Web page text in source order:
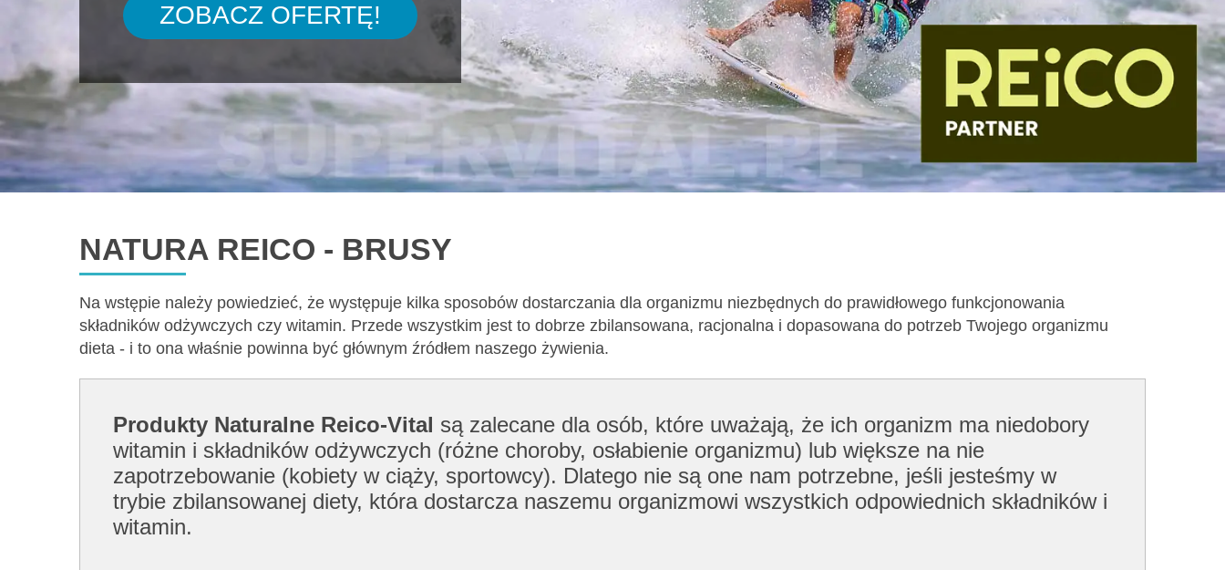
ZOBACZ OFERTĘ!
NATURA REICO - BRUSY
Na wstępie należy powiedzieć, że występuje kilka sposobów dostarczania dla organizmu niezbędnych do prawidłowego funkcjonowania
składników odżywczych czy witamin. Przede wszystkim jest to dobrze zbilansowana, racjonalna i dopasowana do potrzeb Twojego organizmu
dieta - i to ona właśnie powinna być głównym źródłem naszego żywienia.
Produkty Naturalne Reico-Vital są zalecane dla osób, które uważają, że ich organizm ma niedobory
witamin i składników odżywczych (różne choroby, osłabienie organizmu) lub większe na nie
zapotrzebowanie (kobiety w ciąży, sportowcy). Dlatego nie są one nam potrzebne, jeśli jesteśmy w
trybie zbilansowanej diety, która dostarcza naszemu organizmowi wszystkich odpowiednich składników i
witamin.